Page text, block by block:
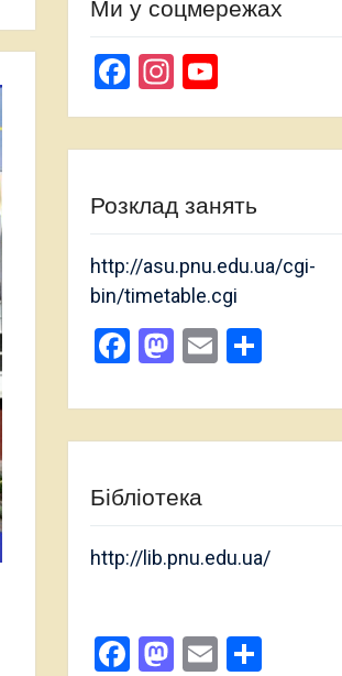
Ми у соцмережах
Facebook
Instagram
Channel
Розклад занять
http://asu.pnu.edu.ua/cgi-
bin/timetable.cgi
Facebook
Mastodon
Email
Бібліотека
http://lib.pnu.edu.ua/
Facebook
Mastodon
Email